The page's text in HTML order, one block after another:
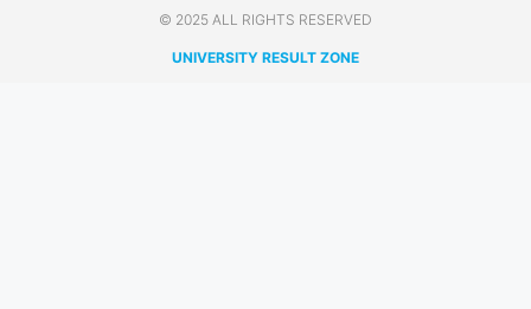
© 2025 ALL RIGHTS RESERVED​
UNIVERSITY RESULT ZONE